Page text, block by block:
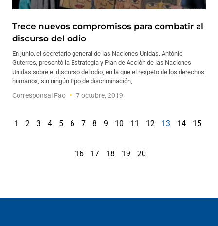
Trece nuevos compromisos para combatir al
discurso del odio
En junio, el secretario general de las Naciones Unidas, António
Guterres, presentó la Estrategia y Plan de Acción de las Naciones
Unidas sobre el discurso del odio, en la que el respeto de los derechos
humanos, sin ningún tipo de discriminación,
Corresponsal Fao 7 octubre, 2019
1 2 3 4 5 6 7 8 9 10 11 12 13 14 15
16 17 18 19 20